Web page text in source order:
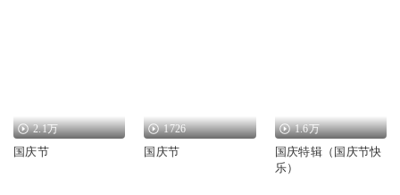
2.1万
国庆节
1726
国庆节
1.6万
国庆特辑（国庆节快
乐）